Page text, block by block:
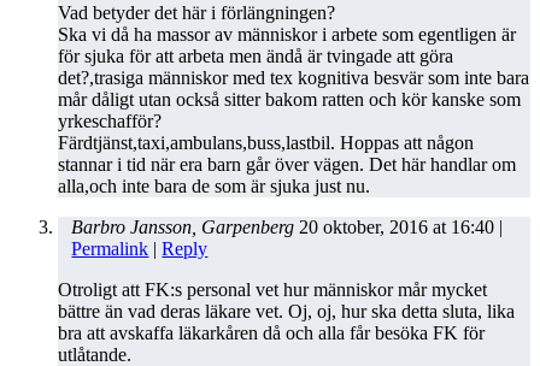
Vad betyder det här i förlängningen?
Ska vi då ha massor av människor i arbete som egentligen är
för sjuka för att arbeta men ändå är tvingade att göra
det?,trasiga människor med tex kognitiva besvär som inte bara
mår dåligt utan också sitter bakom ratten och kör kanske som
yrkeschafför?
Färdtjänst,taxi,ambulans,buss,lastbil. Hoppas att någon
stannar i tid när era barn går över vägen. Det här handlar om
alla,och inte bara de som är sjuka just nu.
Barbro Jansson, Garpenberg 20 oktober, 2016 at 16:40 |
Permalink |Reply
Otroligt att FK:s personal vet hur människor mår mycket
bättre än vad deras läkare vet. Oj, oj, hur ska detta sluta, lika
bra att avskaffa läkarkåren då och alla får besöka FK för
utlåtande.